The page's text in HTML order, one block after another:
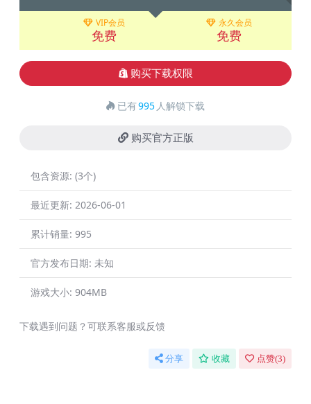
VIP会员
免费
永久会员
免费
购买下载权限
已有995 人解锁下载
购买官方正版
包含资源: (3个)
最近更新: 2026-06-01
累计销量: 995
官方发布日期: 未知
游戏大小: 904MB
下载遇到问题？可联系客服或反馈
分享 收藏 点赞(3)